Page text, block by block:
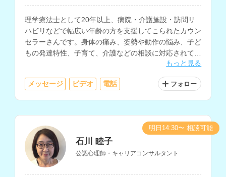
理学療法士として20年以上、病院・介護施設・訪問リ
ハビリなどで幅広い年齢の方を支援してこられたカウン
セラーさんです。身体の痛み、姿勢や動作の悩み、子ど
もの発達特性、子育て、介護などの相談に対応されてい
もっと見る
メッセージ ビデオ 電話 フォロー
石川 睦子
公認心理師・キャリアコンサルタント
明日14:30〜 相談可能